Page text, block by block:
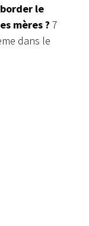
le
mères ? 7
dans le